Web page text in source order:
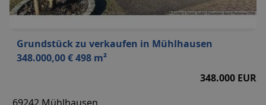
Grundstück zu verkaufen in Mühlhausen
348.000,00 € 498 m²
348.000 EUR